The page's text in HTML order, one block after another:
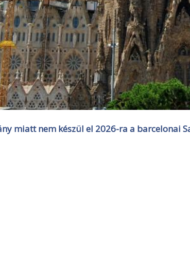
miatt nem készül el 2026-ra a barcelonai